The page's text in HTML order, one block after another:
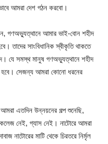
আমরা দেশ গঠন করবো।
গণঅভ্যুত্থানে আমার ভাই-বোন শহীদ
তাদের সাংবিধানিক স্বীকৃতি থাকতে
যে সমস্থ মানুষ গণঅভ্যুত্থানে শহীদ
হবে। সেজন্য আমরা কোনো ধরনের
এতদিন উন্নয়নের গল্প শুনেছি,
নেই, গ্যাস নেই। নাটোরে আমরা
নাটোরের মাটি থেকে চিরতরে নির্মৃল